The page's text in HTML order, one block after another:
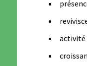
activité